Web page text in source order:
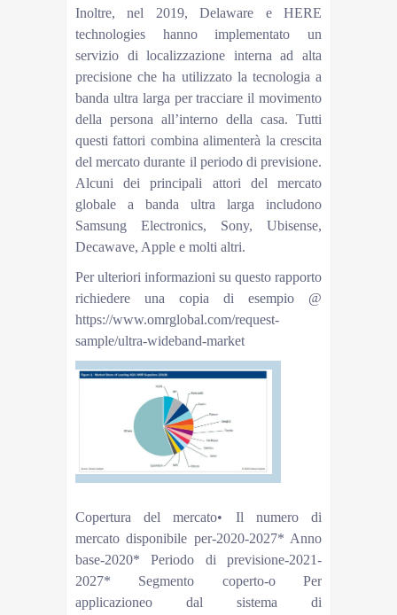
Inoltre, nel 2019, Delaware e HERE
technologies hanno implementato un
servizio di localizzazione interna ad alta
precisione che ha utilizzato la tecnologia a
banda ultra larga per tracciare il movimento
della persona all’interno della casa. Tutti
questi fattori combina alimenterà la crescita
del mercato durante il periodo di previsione.
Alcuni dei principali attori del mercato
globale a banda ultra larga includono
Samsung Electronics, Sony, Ubisense,
Decawave, Apple e molti altri.
Per ulteriori informazioni su questo rapporto
richiedere una copia di esempio @
https://www.omrglobal.com/request-
sample/ultra-wideband-market
Copertura del mercato• Il numero di
mercato disponibile per-2020-2027* Anno
base-2020* Periodo di previsione-2021-
2027* Segmento coperto-o Per
applicazioneo dal sistema di